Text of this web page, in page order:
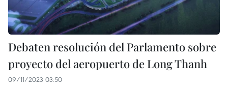
Debaten resolución del Parlamento sobre
proyecto del aeropuerto de Long Thanh
09/11/2023 03:50